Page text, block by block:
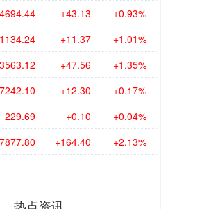
4694.44 +43.13 +0.93%
1134.24 +11.37 +1.01%
3563.12 +47.56 +1.35%
7242.10 +12.30 +0.17%
229.69 +0.10 +0.04%
7877.80 +164.40 +2.13%